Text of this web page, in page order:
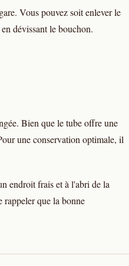
Vous pouvez soit enlever le
dévissant le bouchon.
Bien que le tube offre une
une conservation optimale, il
endroit frais et à l'abri de la
rappeler que la bonne